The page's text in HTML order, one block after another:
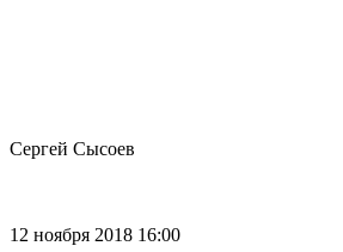
Сергей Сысоев
12 ноября 2018 16:00